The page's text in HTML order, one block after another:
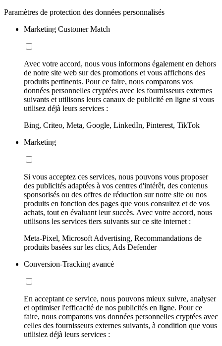
Paramètres de protection des données personnalisés
Marketing Customer Match
Avec votre accord, nous vous informons également en dehors
de notre site web sur des promotions et vous affichons des
produits pertinents. Pour ce faire, nous comparons vos
données personnelles cryptées avec les fournisseurs externes
suivants et utilisons leurs canaux de publicité en ligne si vous
utilisez déjà leurs services :
Bing, Criteo, Meta, Google, LinkedIn, Pinterest, TikTok
Marketing
Si vous acceptez ces services, nous pouvons vous proposer
des publicités adaptées à vos centres d'intérêt, des contenus
sponsorisés ou des offres de réduction sur notre site ou nos
produits en fonction des pages que vous consultez et de vos
achats, tout en évaluant leur succès. Avec votre accord, nous
utilisons les services tiers suivants sur ce site internet :
Meta-Pixel, Microsoft Advertising, Recommandations de
produits basées sur les clics, Ads Defender
Conversion-Tracking avancé
En acceptant ce service, nous pouvons mieux suivre, analyser
et optimiser l'efficacité de nos publicités en ligne. Pour ce
faire, nous comparons vos données personnelles cryptées avec
celles des fournisseurs externes suivants, à condition que vous
utilisiez déjà leurs services :